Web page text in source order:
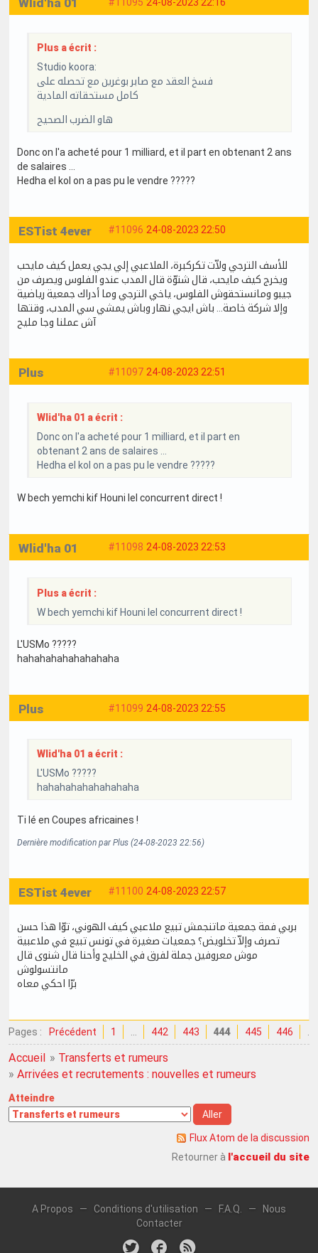
Wlid'ha 01
Plus a écrit :
Studio koora:
فسخ العقد مع صابر بوغرين مع تحصله على
كامل مستحقاته المادية
هاو الضرب الصحيح
Donc on l'a acheté pour 1 milliard, et il part en obtenant 2 ans
de salaires ...
Hedha el kol on a pas pu le vendre ?????
#11096 24-08-2023 22:50
ESTist 4ever
للأسف الترجي ولاّت تكركبرة، الملاعبي إلي يجي يعمل كيف مايحب
ويخرج كيف مايحب، قال شنوّة قال المدب عندو الفلوس ويصرف من
جيبو ومانستحقوش الفلوس، ياخي الترجي وما أدراك جمعية رياضية
وإلا شركة خاصة… باش ايجي نهار وباش يمشي سي المدب، وقتها
آش عملنا وجا مليح
#11097 24-08-2023 22:51
Plus
Wlid'ha 01 a écrit :
Donc on l'a acheté pour 1 milliard, et il part en
obtenant 2 ans de salaires ...
Hedha el kol on a pas pu le vendre ?????
W bech yemchi kif Houni lel concurrent direct !
#11098 24-08-2023 22:53
Wlid'ha 01
Plus a écrit :
W bech yemchi kif Houni lel concurrent direct !
L'USMo ?????
hahahahahahahahaha
#11099 24-08-2023 22:55
Plus
Wlid'ha 01 a écrit :
L'USMo ?????
hahahahahahahahaha
Ti lé en Coupes africaines !
Dernière modification par Plus (24-08-2023 22:56)
#11100 24-08-2023 22:57
ESTist 4ever
بربي فمة جمعية ماتنجمش تبيع ملاعبي كيف الهوني، توّا هذا حسن
تصرف وإلاّ تخلويض؟ جمعيات صغيرة في تونس تبيع في ملاعبية
موش معروفين جملة لفرق في الخليج وأحنا قال شنوى قال
مانتسولوش
برّا احكي معاه
Pages : Précédent 1 442 443 444 445 446
Accueil » Transferts et rumeurs
» Arrivées et recrutements : nouvelles et rumeurs
Atteindre
Flux Atom de la discussion
Retourner à l'accueil du site
A Propos — Conditions d'utilisation — F.A.Q. —
Nous
Contacter